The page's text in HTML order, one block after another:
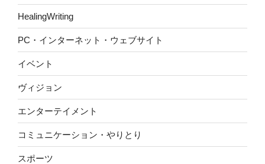
HealingWriting
PC・インターネット・ウェブサイト
イベント
ヴィジョン
エンターテイメント
コミュニケーション・やりとり
スポーツ